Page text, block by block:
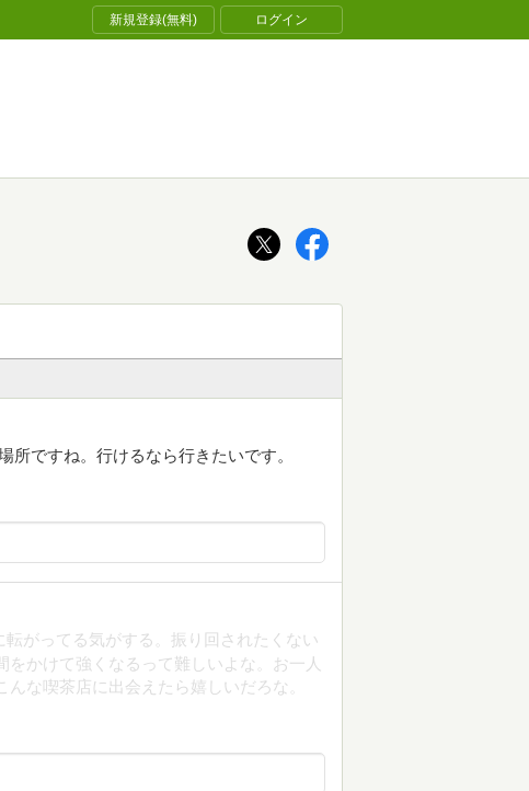
新規登録(無料) ログイン
所ですね。行けるなら行きたいです。
がってる気がする。振り回されたくない
かけて強くなるって難しいよな。お一人
な喫茶店に出会えたら嬉しいだろな。